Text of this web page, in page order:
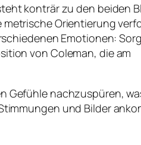
konträr zu den beiden
metrische Orientierung
Emotionen:
von Coleman, die am
Gefühle nachzuspüren,
und Bilder